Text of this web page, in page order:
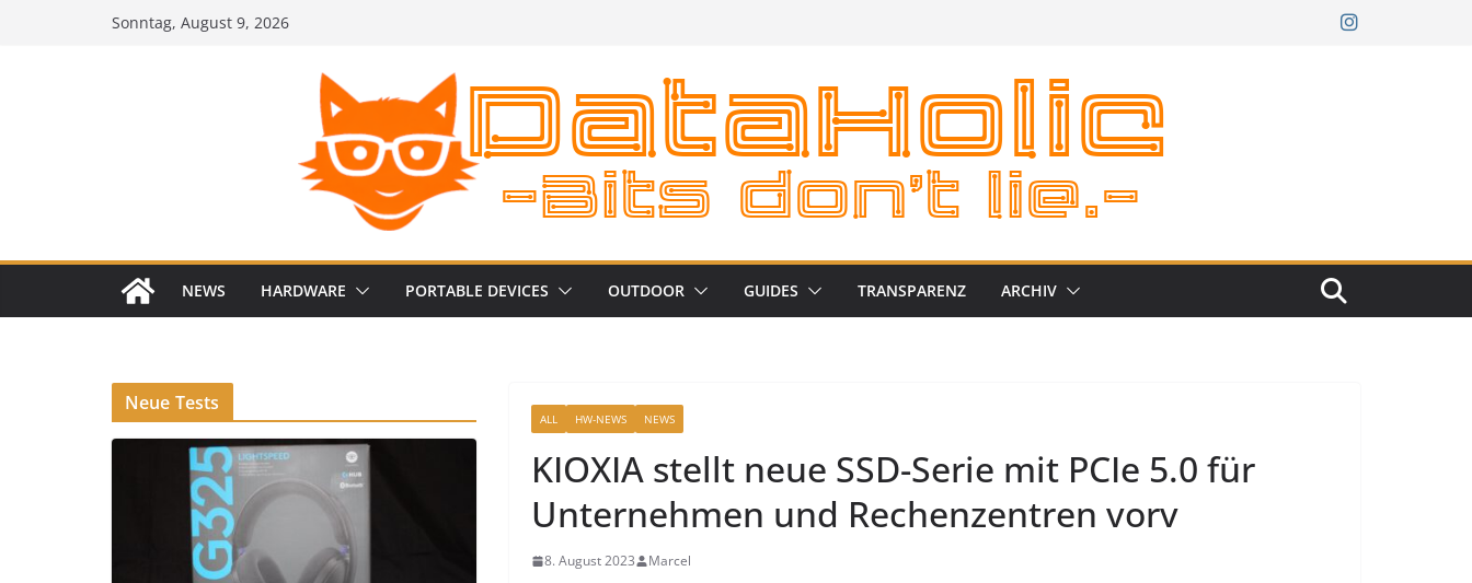
Sonntag, August 9, 2026
NEWS HARDWARE PORTABLE DEVICES OUTDOOR GUIDES TRANSPARENZ ARCHIV
ALL HW-NEWS NEWS
KIOXIA stellt neue SSD-Serie mit PCIe 5.0 für
Unternehmen und Rechenzentren vorv
8. August 2023 Marcel
Neue Tests